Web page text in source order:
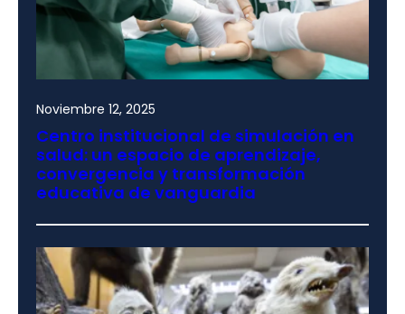
Noviembre 12, 2025
Centro institucional de simulación en
salud: un espacio de aprendizaje,
convergencia y transformación
educativa de vanguardia